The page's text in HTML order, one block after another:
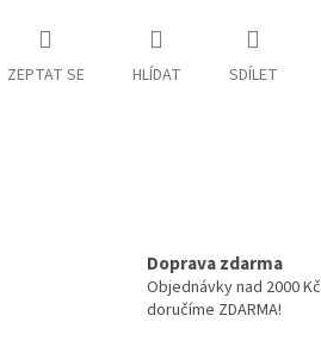
ZEPTAT SE HLÍDAT SDÍLET
Doprava zdarma
Objednávky nad 2000 Kč
doručíme ZDARMA!